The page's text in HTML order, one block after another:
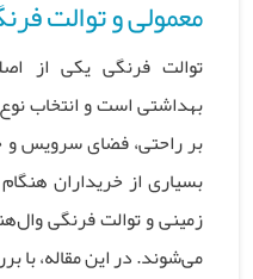
معمولی و توالت
توالت فرنگی یکی از
بهداشتی است و انتخاب
بر راحتی، فضای سرویس
بسیاری از خریداران
زمینی و توالت فرنگی
می‌شوند. در این مقاله، با بررسی ۶ تفاوت